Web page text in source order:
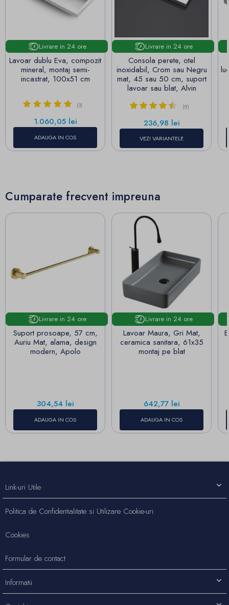
Livrare in 24 ore
Lavoar dublu Eva, compozit
mineral, montaj semi-
incastrat, 100x51 cm
(3)
Pret
1.060,05 lei
ADAUGA IN COS
Livrare in 24 ore
Consola perete, otel
inoxidabil, Crom sau Negru
mat, 45 sau 50 cm, suport
lavoar sau blat, Alvin
(8)
Pret
236,98 lei
VEZI VARIANTELE
Cumparate frecvent impreuna
Livrare in 24 ore
Suport prosoape, 57 cm,
Auriu Mat, alama, design
modern, Apolo
Pret
304,54 lei
ADAUGA IN COS
Livrare in 24 ore
Lavoar Maura, Gri Mat,
ceramica sanitara, 61x35
montaj pe blat
Pret
642,77 lei
ADAUGA IN COS
Link-uri Utile
Politica de Confidentialitate si Utilizare Cookie-uri
Cookies
Formular de contact
Informatii